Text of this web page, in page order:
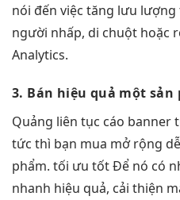
nói đến việc tăng lưu
người nhấp, di chuột hoặc
Analytics.
3. Bán hiệu quả một sản
Quảng liên tục cáo banner
tức thì bạn mua mở rộng dễ
phẩm. tối ưu tốtĐể nó có
nhanh hiệu quả, cải thiện